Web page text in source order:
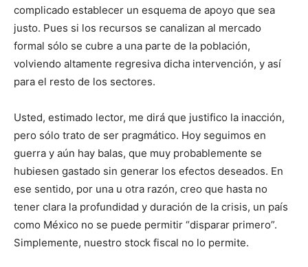
complicado establecer un esquema de apoyo que sea
justo. Pues si los recursos se canalizan al mercado
formal sólo se cubre a una parte de la población,
volviendo altamente regresiva dicha intervención, y así
para el resto de los sectores.
Usted, estimado lector, me dirá que justifico la inacción,
pero sólo trato de ser pragmático. Hoy seguimos en
guerra y aún hay balas, que muy probablemente se
hubiesen gastado sin generar los efectos deseados. En
ese sentido, por una u otra razón, creo que hasta no
tener clara la profundidad y duración de la crisis, un país
como México no se puede permitir “disparar primero”.
Simplemente, nuestro stock fiscal no lo permite.